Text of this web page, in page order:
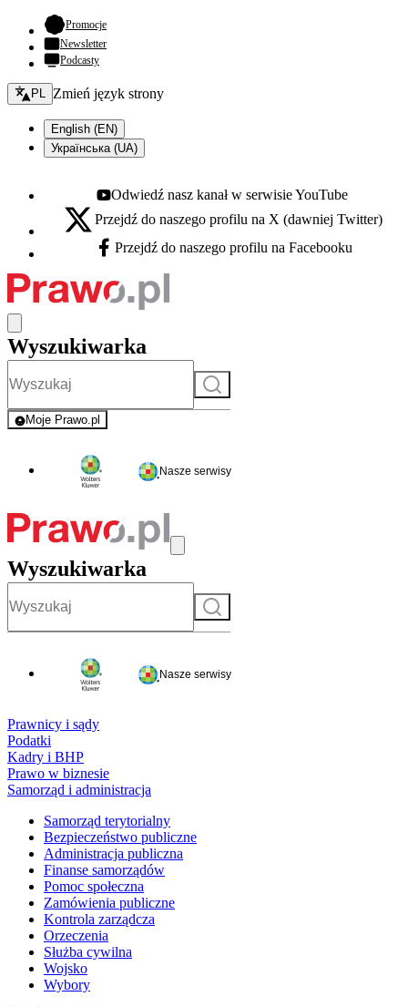
Promocje- otwiera się w nowej karcie
Newsletter
Podcasty
Zmień język - bieżący:
PL Zmień język strony
English (EN)
Українська (UA)
Youtube - otwiera się w nowej karcie
Odwiedź nasz kanał w serwisie YouTube
X - otwiera się w nowej karcie
Przejdź do naszego profilu na X (dawniej Twitter)
Facebook - otwiera się w nowej karcie
Przejdź do naszego profilu na Facebooku
Wyszukiwarka
Szukaj
Moje Prawo.pl
- rejestracja i logowanie do serwisu
Nasze serwisy
Wyszukiwarka
Szukaj
Nasze serwisy
Prawnicy i sądy
Podatki
Kadry i BHP
Prawo w biznesie
Samorząd i administracja
Samorząd terytorialny
Bezpieczeństwo publiczne
Administracja publiczna
Finanse samorządów
Pomoc społeczna
Zamówienia publiczne
Kontrola zarządcza
Orzeczenia
Służba cywilna
Wojsko
Wybory